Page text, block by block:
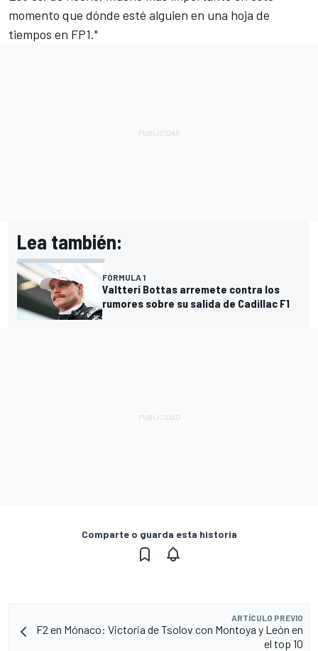
momento que dónde esté alguien en una hoja de
tiempos en FP1."
Lea también:
FÓRMULA 1
Valtteri Bottas arremete contra los
rumores sobre su salida de Cadillac F1
Comparte o guarda esta historia
ARTÍCULO PREVIO
F2 en Mónaco: Victoria de Tsolov con Montoya y León en
el top 10